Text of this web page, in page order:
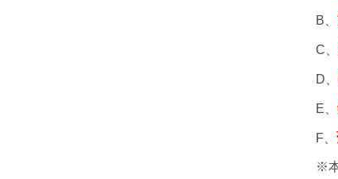
B、
C、
D、
E、
F、
※